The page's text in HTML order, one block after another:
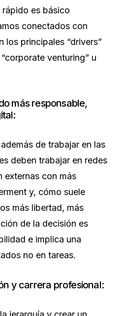
es básico
conectados con
los principales “drivers”
venturing” u
más responsable,
de trabajar en las
deben trabajar en redes
externas con más
y, cómo suele
más libertad, más
de la decisión es
e implica una
no en tareas.
y carrera profesional: